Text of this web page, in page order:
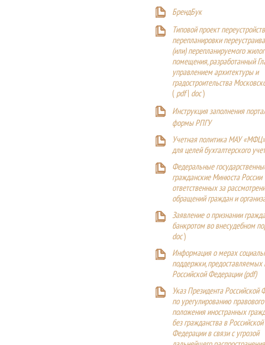
БрендБук
Типовой проект
перепланировки
(или) перепланируемого
помещения, разработанный
управлением архитектуры и
градостроительства
(pdf| doc)
Инструкция заполнения
формы РПГУ
Учетная политика МАУ
для целей бухгалтерского
Федеральные
гражданские Минюста России
ответственных за
обращений граждан и
Заявление о признании
банкротом во внесудебном
doc)
Информация о мерах
поддержки,
Российской Федерации (pdf)
Указ Президента Российской
по урегулированию правового
положения иностранных
без гражданства в Российской
Федерации в связи с угрозой